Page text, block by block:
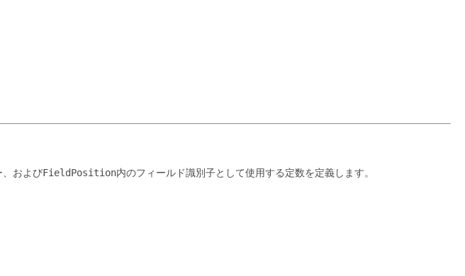
、およびFieldPosition内のフィールド識別子として使用する定数を定義します。